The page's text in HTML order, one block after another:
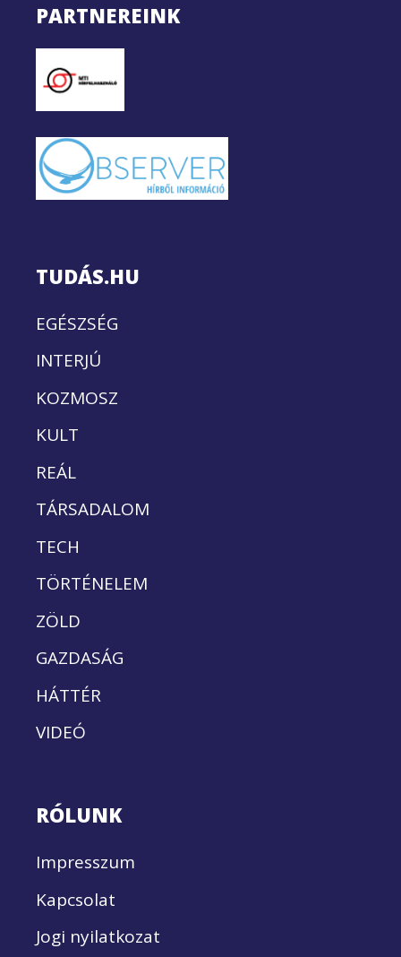
PARTNEREINK
TUDÁS.HU
EGÉSZSÉG
INTERJÚ
KOZMOSZ
KULT
REÁL
TÁRSADALOM
TECH
TÖRTÉNELEM
ZÖLD
GAZDASÁG
HÁTTÉR
VIDEÓ
RÓLUNK
Impresszum
Kapcsolat
Jogi nyilatkozat